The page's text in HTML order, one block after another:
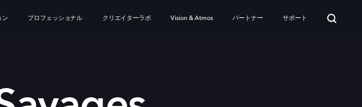
ン プロフェッショナル クリエイターラボ Vision & Atmos パートナー サポート